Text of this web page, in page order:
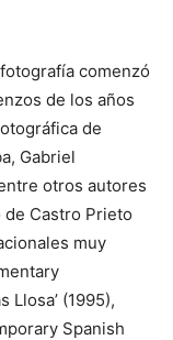
comenzó
de los años
de
Gabriel
otros autores
Castro Prieto
muy
Llosa’ (1995),
Spanish